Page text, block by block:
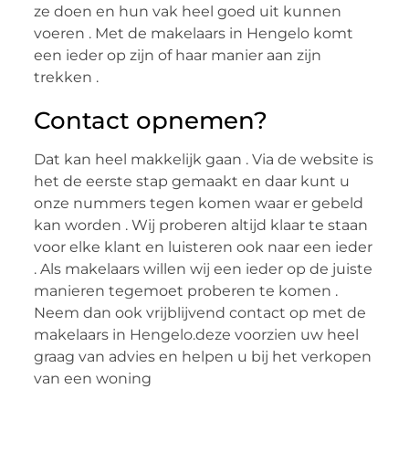
ze doen en hun vak heel goed uit kunnen
voeren . Met de makelaars in Hengelo komt
een ieder op zijn of haar manier aan zijn
trekken .
Contact opnemen?
Dat kan heel makkelijk gaan . Via de website is
het de eerste stap gemaakt en daar kunt u
onze nummers tegen komen waar er gebeld
kan worden . Wij proberen altijd klaar te staan
voor elke klant en luisteren ook naar een ieder
. Als makelaars willen wij een ieder op de juiste
manieren tegemoet proberen te komen .
Neem dan ook vrijblijvend contact op met de
makelaars in Hengelo.deze voorzien uw heel
graag van advies en helpen u bij het verkopen
van een woning